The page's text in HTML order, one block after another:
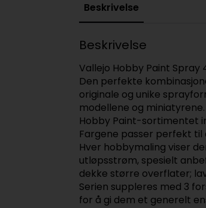
Beskrivelse
Beskrivelse
Vallejo Hobby Paint Spray
Den perfekte
originale og unike
modellene og miniatyrene.
Hobby Paint-sortimentet
Fargene passer perfekt
Hver hobbymaling viser
utløpsstrøm, spesielt
dekke større overflater;
Serien suppleres med 3
for å gi dem et generelt